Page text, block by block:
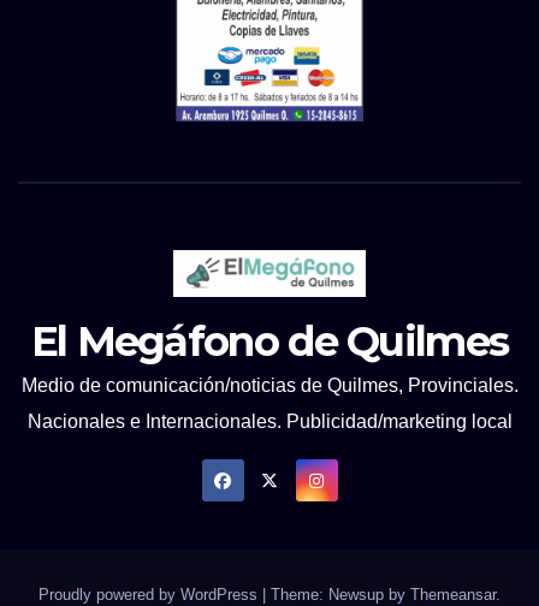
El Megáfono de Quilmes
Medio de comunicación/noticias de Quilmes, Provinciales.
Nacionales e Internacionales. Publicidad/marketing local
Proudly powered by WordPress Theme: Newsup by Themeansar.